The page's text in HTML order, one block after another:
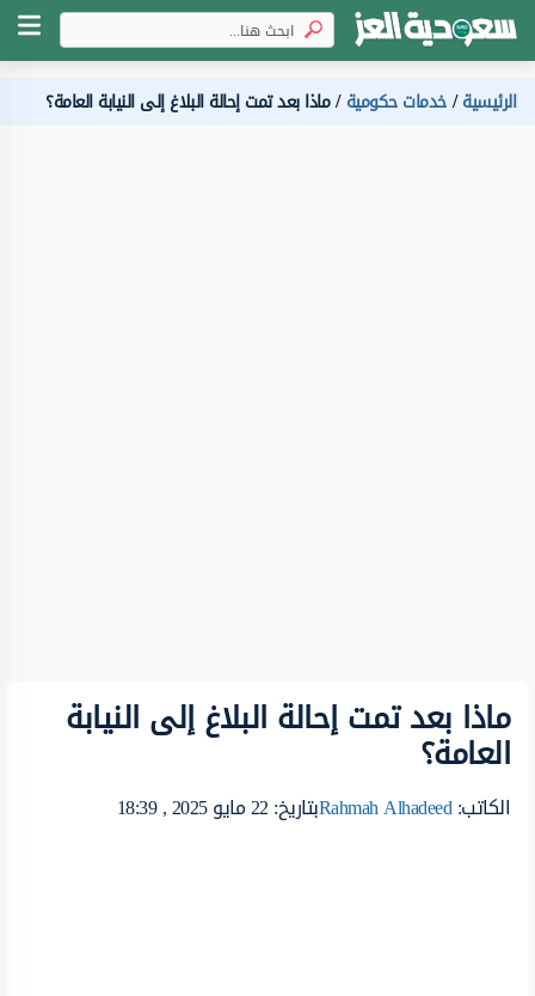
الرئيسية خدمات حكومية ماذا بعد تمت إحالة البلاغ إلى النيابة العامة؟
ماذا بعد تمت إحالة البلاغ إلى النيابة
العامة؟
الكاتب:Rahmah Alhadeedبتاريخ: 22 مايو 2025 , 18:39